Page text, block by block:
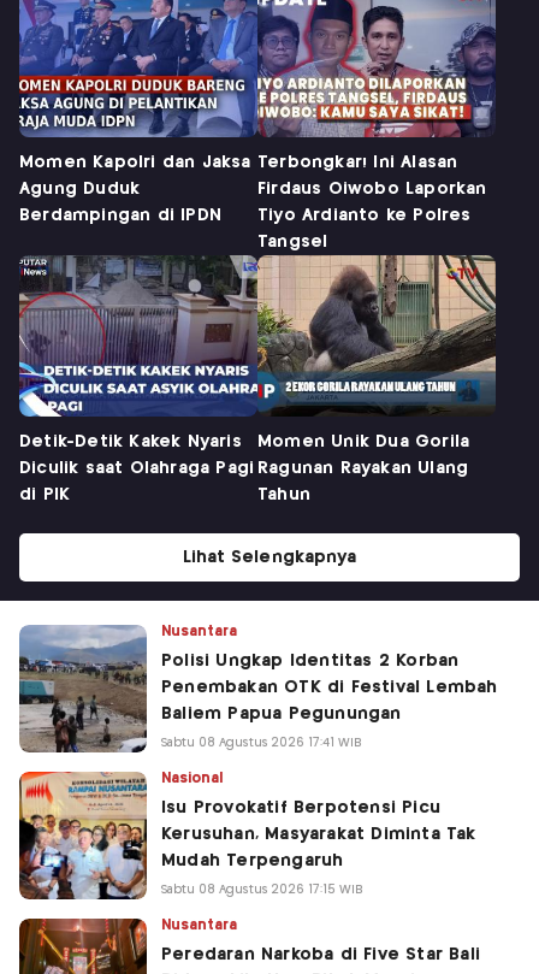
Momen Kapolri dan Jaksa
Agung Duduk
Berdampingan di IPDN
Terbongkar! Ini Alasan
Firdaus Oiwobo Laporkan
Tiyo Ardianto ke Polres
Tangsel
Detik-Detik Kakek Nyaris
Diculik saat Olahraga Pagi
di PIK
Momen Unik Dua Gorila
Ragunan Rayakan Ulang
Tahun
Lihat Selengkapnya
Nusantara
Polisi Ungkap Identitas 2 Korban
Penembakan OTK di Festival Lembah
Baliem Papua Pegunungan
Sabtu 08 Agustus 2026 17:41 WIB
Nasional
Isu Provokatif Berpotensi Picu
Kerusuhan, Masyarakat Diminta Tak
Mudah Terpengaruh
Sabtu 08 Agustus 2026 17:15 WIB
Nusantara
Peredaran Narkoba di Five Star Bali